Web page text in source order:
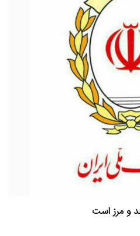
و مرز است